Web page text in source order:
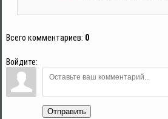
Всего комментариев: 0
Войдите:
Отправить